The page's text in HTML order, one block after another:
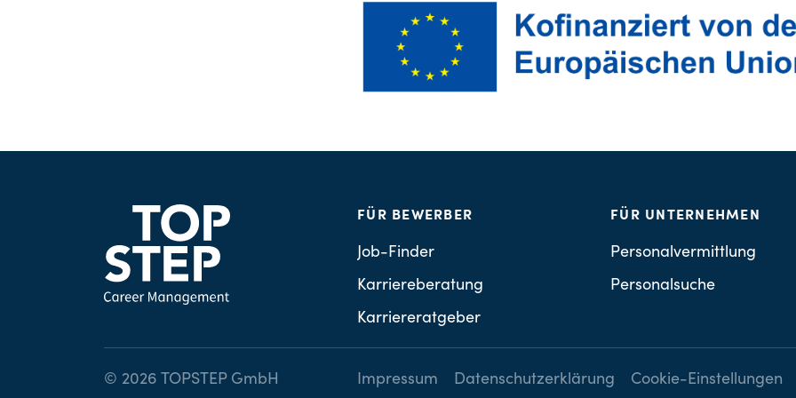
FÜR BEWERBER
Job-Finder
Karriereberatung
Karriereratgeber
FÜR UNTERNEHMEN
Personalvermittlung
Personalsuche
© 2026 TOPSTEP GmbH Impressum Datenschutzerklärung Cookie-Einstellungen